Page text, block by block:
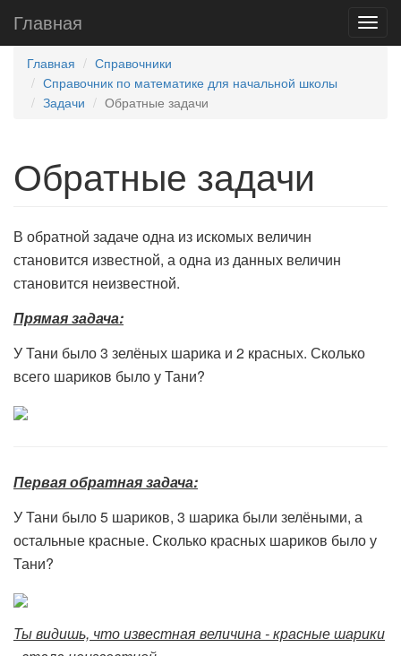
Главная
Главная
Справочники
Справочник по математике для начальной школы
Задачи
Обратные задачи
Обратные задачи
В обратной задаче одна из искомых величин
становится известной, а одна из данных величин
становится неизвестной.
Прямая задача:
У Тани было 3 зелёных шарика и 2 красных. Сколько
всего шариков было у Тани?
Первая обратная задача:
У Тани было 5 шариков, 3 шарика были зелёными, а
остальные красные. Сколько красных шариков было у
Тани?
Ты видишь, что известная величина - красные шарики